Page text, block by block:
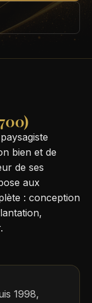
bien et de
de ses
aux
: conception
1998,